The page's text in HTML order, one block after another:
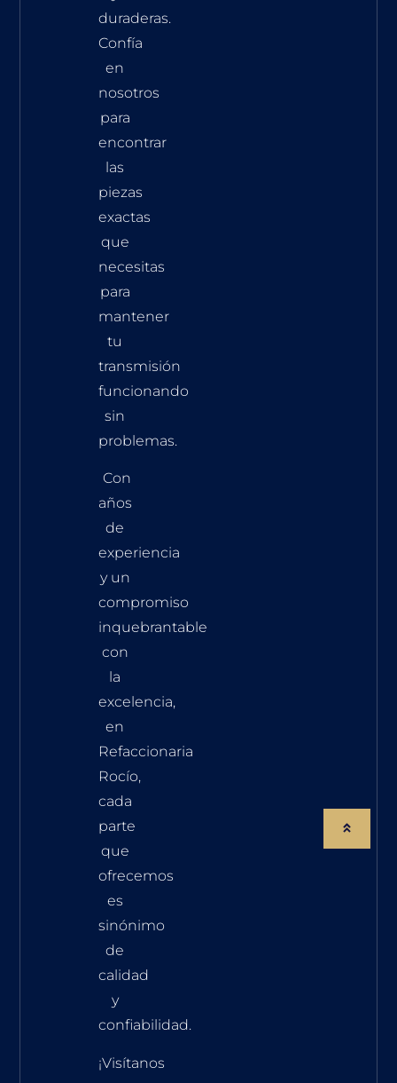
duraderas.
Confía
en
nosotros
para
encontrar
las
piezas
exactas
que
necesitas
para
mantener
tu
transmisión
funcionando
sin
problemas.
Con
años
de
experiencia
y un
compromiso
inquebrantable
con
la
excelencia,
en
Refaccionaria
Rocío,
cada
parte
que
ofrecemos
es
sinónimo
de
calidad
y
confiabilidad.
¡Visítanos